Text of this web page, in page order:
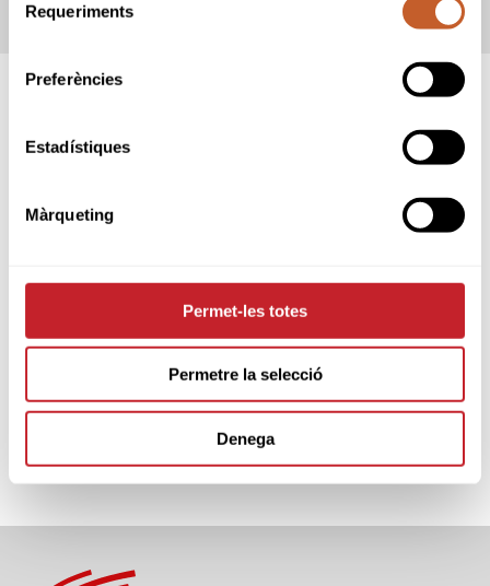
Requeriments
Preferències
Estadístiques
Màrqueting
Permet-les totes
Permetre la selecció
Denega
INFORMACIÓN CLUB